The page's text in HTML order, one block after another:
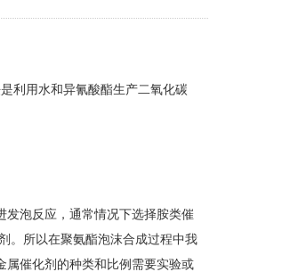
利用水和异氰酸酯生产二氧化碳
发泡反应，通常情况下选择胺类催
。所以在聚氨酯泡沫合成过程中我
属催化剂的种类和比例需要实验或